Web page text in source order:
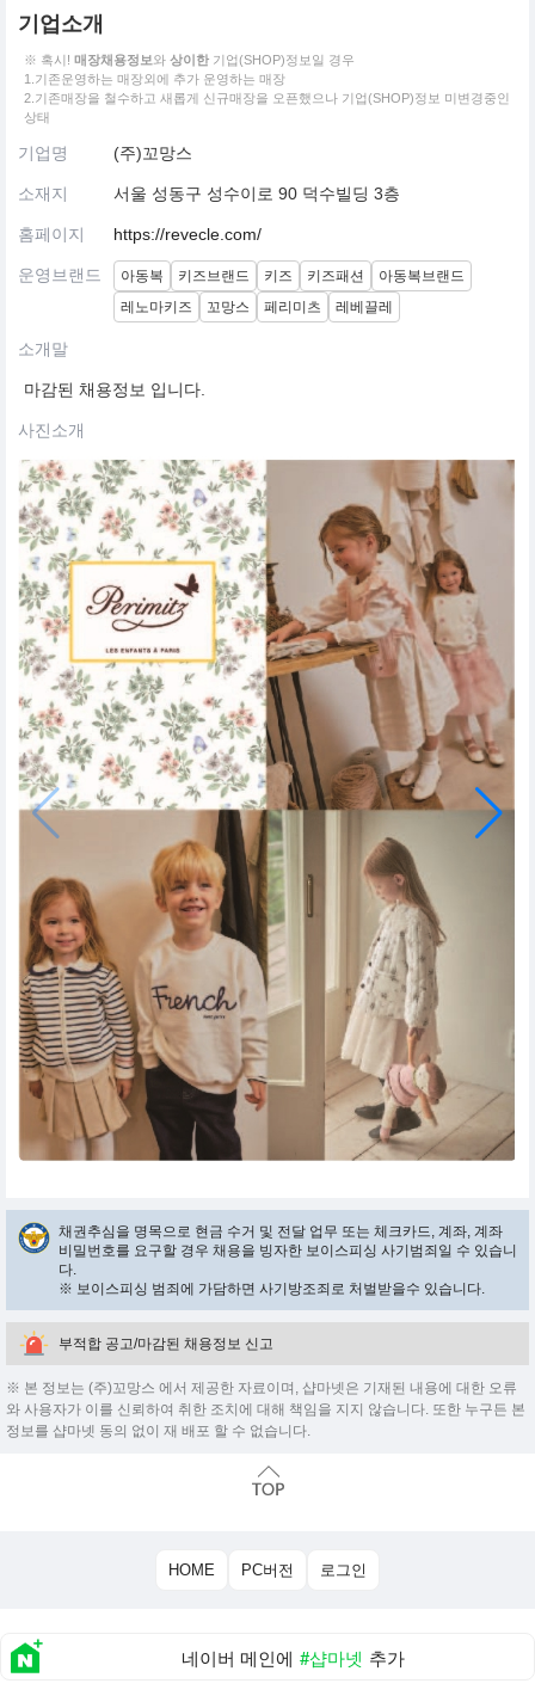
기업소개
※ 혹시! 매장채용정보와 상이한 기업(SHOP)정보일 경우
1.기존운영하는 매장외에 추가 운영하는 매장
2.기존매장을 철수하고 새롭게 신규매장을 오픈했으나 기업(SHOP)정보 미변경중인
상태
기업명 (주)꼬망스
소재지 서울 성동구 성수이로 90 덕수빌딩 3층
홈페이지 https://revecle.com/
운영브랜드 아동복 키즈브랜드 키즈 키즈패션
아동복브랜드
레노마키즈
꼬망스 페리미츠 레베끌레
소개말
마감된 채용정보 입니다.
사진소개
채권추심을 명목으로 현금 수거 및 전달 업무 또는 체크카드, 계좌, 계좌
비밀번호를 요구할 경우 채용을 빙자한 보이스피싱 사기범죄일 수 있습니
다.
※ 보이스피싱 범죄에 가담하면 사기방조죄로 처벌받을수 있습니다.
부적합 공고/마감된 채용정보 신고
※ 본 정보는 (주)꼬망스 에서 제공한 자료이며, 샵마넷은 기재된 내용에 대한 오류
와 사용자가 이를 신뢰하여 취한 조치에 대해 책임을 지지 않습니다. 또한 누구든 본
정보를 샵마넷 동의 없이 재 배포 할 수 없습니다.
HOME PC버전 로그인
네이버 메인에 #샵마넷 추가